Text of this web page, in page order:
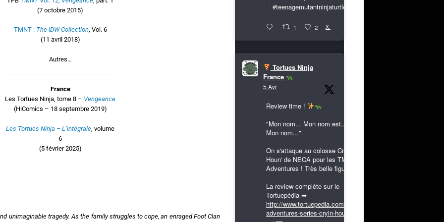
(7 octobre 2015)
TMNT : The IDW Collection, Vol. 6
(11 avril 2018)
Autres…
France
Les Tortues Ninja, tome 8 – Vengeance
(HiComics – 18 septembre 2019)
Les Tortues Ninja – L’intégrale , volume
6
(5 février 2025)
unimaginable tragedy. As the family struggles to cope, an enraged Foot Clan
#teenagemutantninjaturtles
1 2 X
Tortues Ninja
France
5 Avr
Review time !
"Mon nom... Mon nom est...
Mon nom..."
On s'attaque au colosse Cryin'
Houn' de NECA pour les TMNT
Adventures ! Très belle figurine !
La review complète sur le
Tortuepédia ➡
http://www.tortuepedia.com/tmnt-
adventures-series-cryin-houn...